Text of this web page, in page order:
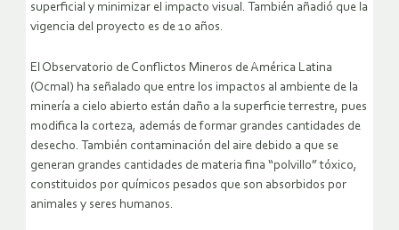
superficial y minimizar el impacto visual. También añadió que la
vigencia del proyecto es de 10 años.
El Observatorio de Conflictos Mineros de América Latina
(Ocmal) ha señalado que entre los impactos al ambiente de la
minería a cielo abierto están daño a la superficie terrestre, pues
modifica la corteza, además de formar grandes cantidades de
desecho. También contaminación del aire debido a que se
generan grandes cantidades de materia fina “polvillo” tóxico,
constituidos por químicos pesados que son absorbidos por
animales y seres humanos.